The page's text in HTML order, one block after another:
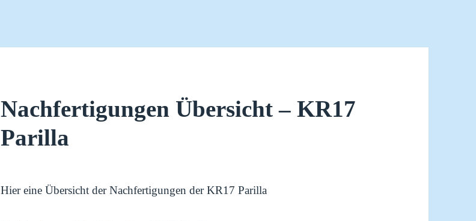
Nachfertigungen Übersicht – KR17
Parilla
Hier eine Übersicht der Nachfertigungen der KR17 Parilla